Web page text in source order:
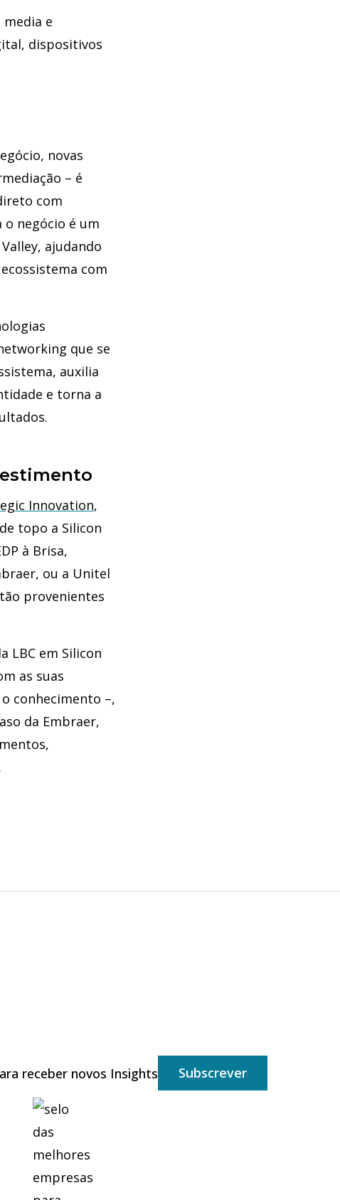
media e
dispositivos
novas
– é
com
negócio é um
ajudando
com
que se
auxilia
e torna a
Innovation,
topo a Silicon
à Brisa,
ou a Unitel
provenientes
LBC em Silicon
as suas
conhecimento –,
da Embraer,
receber novos Insights Subscrever